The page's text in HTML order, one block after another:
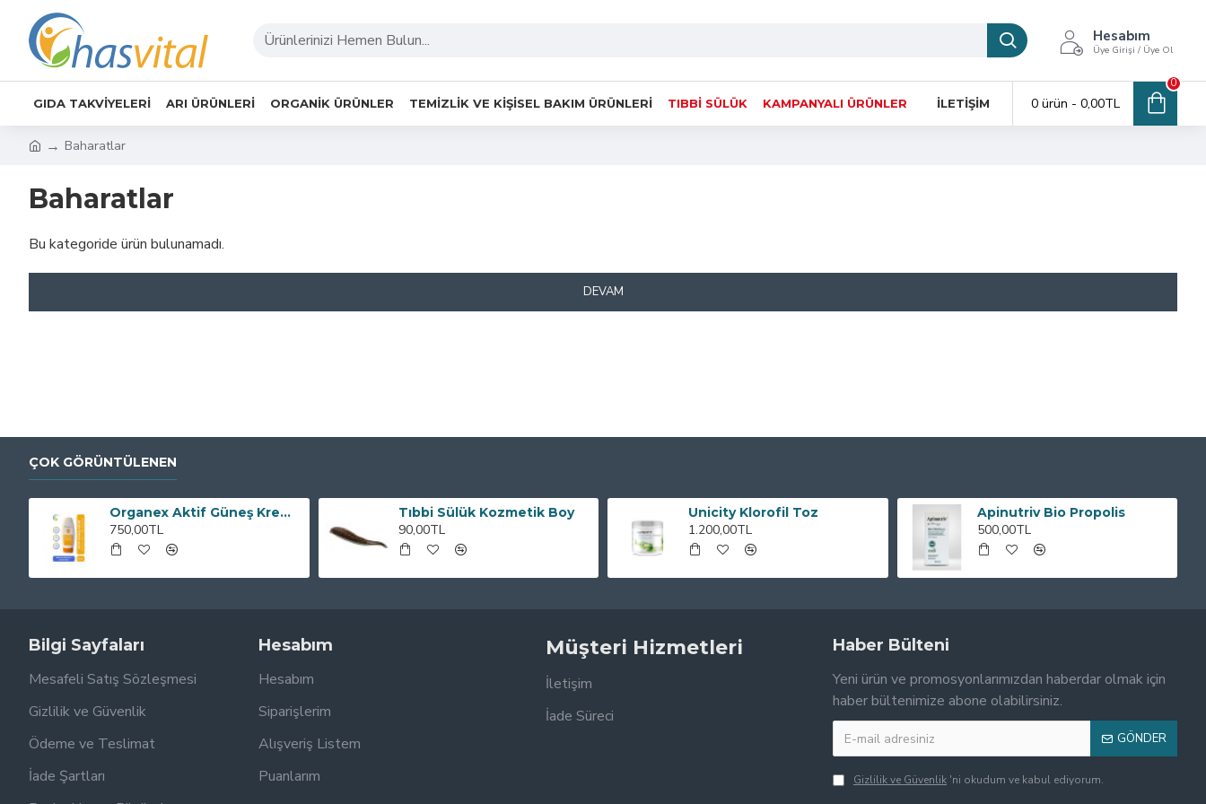
Hesabım
Üye Girişi / Üye Ol
GIDA TAKVIYELERI ARI ÜRÜNLERI ORGANIK ÜRÜNLER TEMIZLIK VE KIŞISEL BAKIM ÜRÜNLERI TIBBI SÜLÜK KAMPANYALI ÜRÜNLER İLETIŞIM 0 ürün - 0,00TL
0
Baharatlar
Baharatlar
Bu kategoride ürün bulunamadı.
DEVAM
ÇOK GÖRÜNTÜLENEN
Organex Aktif Güneş Kremi SPF50+ 100 ML
750,00TL
Tıbbi Sülük Kozmetik Boy
90,00TL
Unicity Klorofil Toz
1.200,00TL
Apinutriv Bio Propolis
500,00TL
Bilgi Sayfaları
Mesafeli Satış Sözleşmesi
Gizlilik ve Güvenlik
Ödeme ve Teslimat
İade Şartları
Hesabım
Hesabım
Siparişlerim
Alışveriş Listem
Puanlarım
Müşteri Hizmetleri
İletişim
İade Süreci
Haber Bülteni
Yeni ürün ve promosyonlarımızdan haberdar olmak için
haber bültenimize abone olabilirsiniz.
GÖNDER
Gizlilik ve Güvenlik 'ni okudum ve kabul ediyorum.